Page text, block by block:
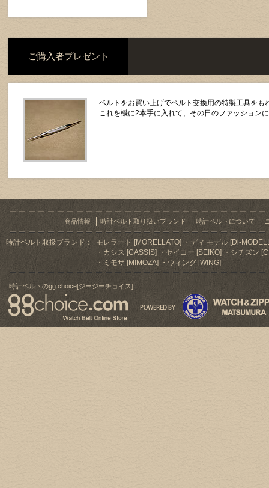
ご購入者プレゼント
ベルトをお買い上げでベルト交換用の特製工具をも
これを機に2本手に入れて、その日のファッション
商品情報 時計ベルト取り扱いブランド 時計ベルトについて
時計ベルト取扱ブランド： モレラート [MORELLATO]
ディ モデル [Di-
カシス [CASSIS]
セイコー [SEIKO]
シチズン
ミモザ [MIMOZA]
ウィング [WING]
時計ベルトのgg choice[ジージーチョイス]